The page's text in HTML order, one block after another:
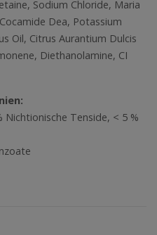
Sodium Chloride, Maria
Dea, Potassium
Oil, Citrus Auran­tium ­Dulcis
Diethanolamine, CI
Nichtionische Tenside, < 5 %